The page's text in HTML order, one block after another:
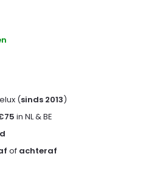
(sinds 2013)
in NL & BE
of achteraf